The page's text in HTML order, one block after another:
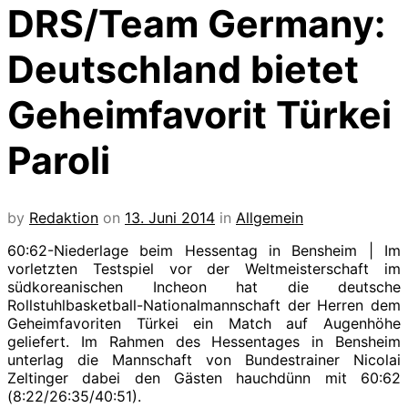
DRS/Team Germany:
Deutschland bietet
Geheimfavorit Türkei
Paroli
by Redaktion on 13. Juni 2014 in Allgemein
60:62-Niederlage beim Hessentag in Bensheim | Im
vorletzten Testspiel vor der Weltmeisterschaft im
südkoreanischen Incheon hat die deutsche
Rollstuhlbasketball-Nationalmannschaft der Herren dem
Geheimfavoriten Türkei ein Match auf Augenhöhe
geliefert. Im Rahmen des Hessentages in Bensheim
unterlag die Mannschaft von Bundestrainer Nicolai
Zeltinger dabei den Gästen hauchdünn mit 60:62
(8:22/26:35/40:51).